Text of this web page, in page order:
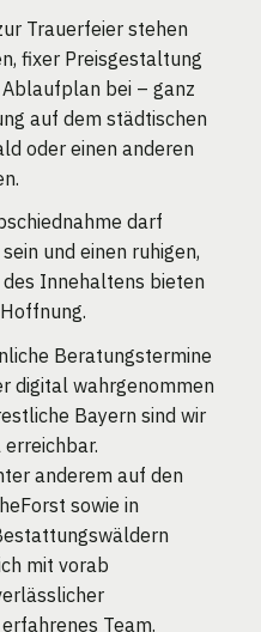
Trauerfeier stehen
fixer Preisgestaltung
bei – ganz
auf dem städtischen
oder einen anderen
darf
und einen ruhigen,
Innehaltens bieten
Beratungstermine
digital wahrgenommen
Bayern sind wir
anderem auf den
sowie in
mit vorab
Team.